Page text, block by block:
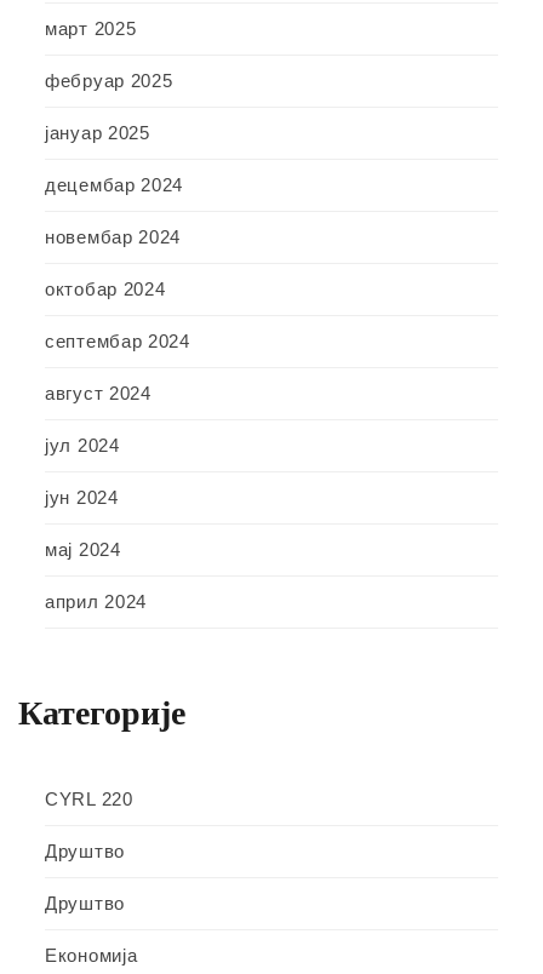
март 2025
фебруар 2025
јануар 2025
децембар 2024
новембар 2024
октобар 2024
септембар 2024
август 2024
јул 2024
јун 2024
мај 2024
април 2024
Категорије
CYRL 220
Друштво
Друштво
Економија